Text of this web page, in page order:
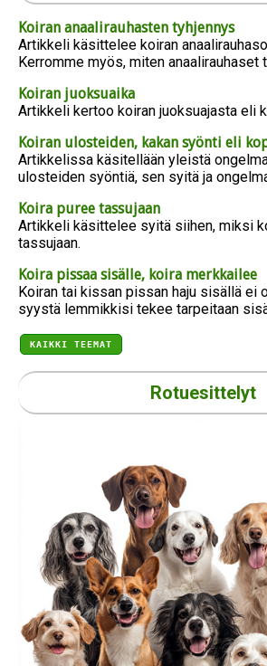
Koiran anaalirauhasten tyhjennys
Artikkeli käsittelee koiran
Kerromme myös, miten anaalirauhaset
Koiran juoksuaika
Artikkeli kertoo koiran juoksuajasta eli
Koiran ulosteiden, kakan syönti eli
Artikkelissa käsitellään yleistä
ulosteiden syöntiä, sen syitä ja
Koira puree tassujaan
Artikkeli käsittelee syitä siihen, miksi
tassujaan.
Koira pissaa sisälle, koira merkkailee
Koiran tai kissan pissan haju sisällä ei
syystä lemmikkisi tekee tarpeitaan
KAIKKI TEEMAT
Rotuesittelyt